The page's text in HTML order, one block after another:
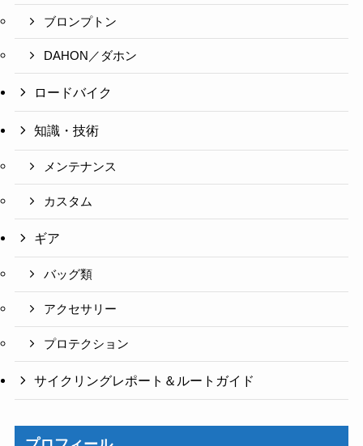
ブロンプトン
DAHON／ダホン
ロードバイク
知識・技術
メンテナンス
カスタム
ギア
バッグ類
アクセサリー
プロテクション
サイクリングレポート＆ルートガイド